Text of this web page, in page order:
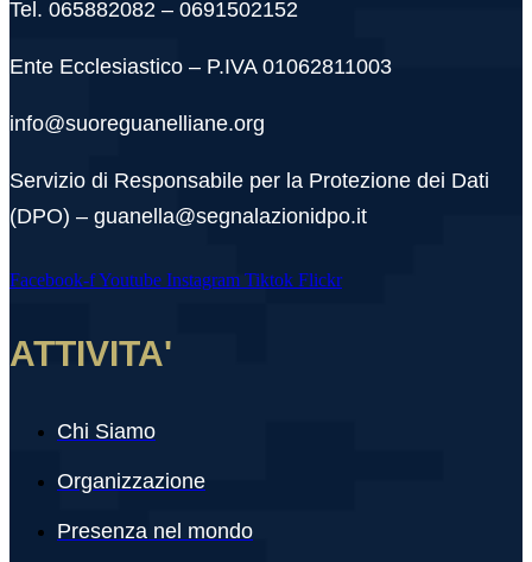
Tel. 065882082 – 0691502152
Ente Ecclesiastico – P.IVA 01062811003
info@suoreguanelliane.org
Servizio di Responsabile per la Protezione dei Dati
(DPO) – guanella@segnalazionidpo.it
Facebook-fYoutube Instagram Tiktok Flickr
ATTIVITA'
Chi Siamo
Organizzazione
Presenza nel mondo